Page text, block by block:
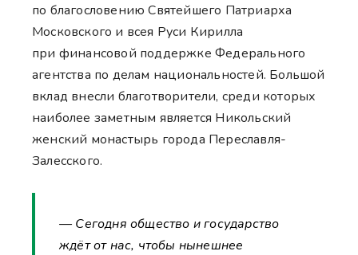
по благословению Святейшего Патриарха
Московского и всея Руси Кирилла
при финансовой поддержке Федерального
агентства по делам национальностей. Большой
вклад внесли благотворители, среди которых
наиболее заметным является Никольский
женский монастырь города Переславля-
Залесского.
— Сегодня общество и государство
ждёт от нас, чтобы нынешнее